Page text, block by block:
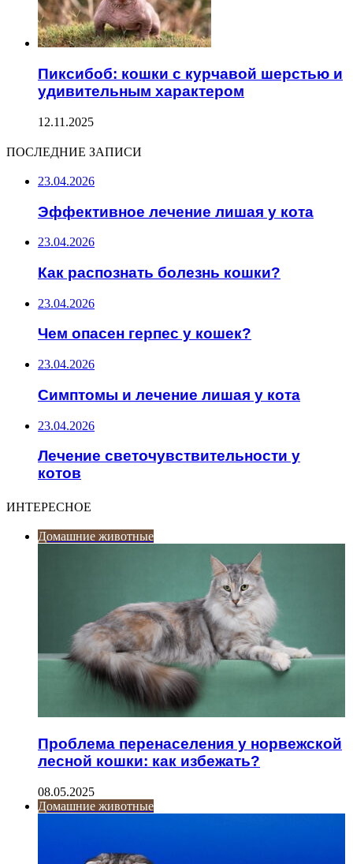
Пиксибоб: кошки с курчавой шерстью и
удивительным характером
12.11.2025
ПОСЛЕДНИЕ ЗАПИСИ
23.04.2026
Эффективное лечение лишая у кота
23.04.2026
Как распознать болезнь кошки?
23.04.2026
Чем опасен герпес у кошек?
23.04.2026
Симптомы и лечение лишая у кота
23.04.2026
Лечение светочувствительности у
котов
ИНТЕРЕСНОЕ
Домашние животные
Проблема перенаселения у норвежской
лесной кошки: как избежать?
08.05.2025
Домашние животные